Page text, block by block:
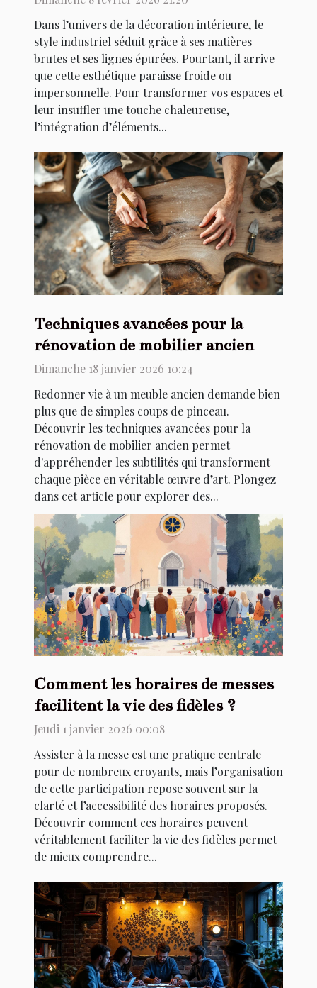
Dans l’univers de la décoration intérieure, le
style industriel séduit grâce à ses matières
brutes et ses lignes épurées. Pourtant, il arrive
que cette esthétique paraisse froide ou
impersonnelle. Pour transformer vos espaces et
leur insuffler une touche chaleureuse,
l’intégration d’éléments...
Techniques avancées pour la
rénovation de mobilier ancien
Dimanche 18 janvier 2026 10:24
Redonner vie à un meuble ancien demande bien
plus que de simples coups de pinceau.
Découvrir les techniques avancées pour la
rénovation de mobilier ancien permet
d'appréhender les subtilités qui transforment
chaque pièce en véritable œuvre d’art. Plongez
dans cet article pour explorer des...
Comment les horaires de messes
facilitent la vie des fidèles ?
Jeudi 1 janvier 2026 00:08
Assister à la messe est une pratique centrale
pour de nombreux croyants, mais l’organisation
de cette participation repose souvent sur la
clarté et l’accessibilité des horaires proposés.
Découvrir comment ces horaires peuvent
véritablement faciliter la vie des fidèles permet
de mieux comprendre...